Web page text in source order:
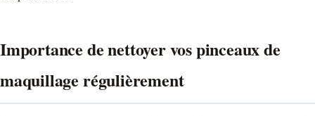
Importance de nettoyer vos pinceaux de
maquillage régulièrement